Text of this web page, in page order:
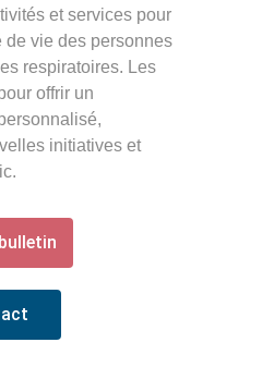
et services pour
vie des personnes
respiratoires. Les
offrir un
initiatives et